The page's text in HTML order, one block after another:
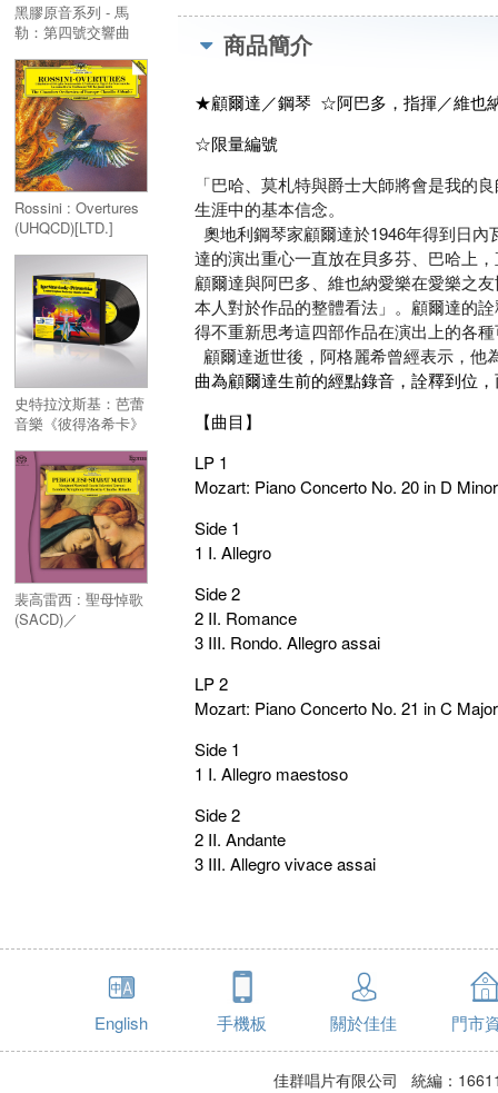
黑膠原音系列 - 馬
勒：第四號交響曲
Source - Mahler :
Symphony No. 4
(LP)
Rossini : Overtures
(UHQCD)[LTD.]
史特拉汶斯基：芭蕾
音樂《彼得洛希卡》
Stravinsky :
Petrouchka 1 LP
裴高雷西 : 聖母悼歌
(SACD)／
商品簡介
★顧爾達／鋼琴 ☆阿巴多，指揮／維也
☆限量編號
「巴哈、莫札特與爵士大師將會是我的
生涯中的基本信念。
奧地利鋼琴家顧爾達於1946年得到日
達的演出重心一直放在貝多芬、巴哈上
顧爾達與阿巴多、維也納愛樂在愛樂之
本人對於作品的整體看法」。顧爾達的
得不重新思考這四部作品在演出上的各
顧爾達逝世後，阿格麗希曾經表示，
曲為顧爾達生前的經點錄音，詮釋到位
【曲目】
LP 1
Mozart: Piano Concerto No. 20 in D
Side 1
1 I. Allegro
Side 2
2 II. Romance
3 III. Rondo. Allegro assai
LP 2
Mozart: Piano Concerto No. 21 in C
Side 1
1 I. Allegro maestoso
Side 2
2 II. Andante
3 III. Allegro vivace assai
English 手機板 關於佳佳 門市
佳群唱片有限公司 統編：